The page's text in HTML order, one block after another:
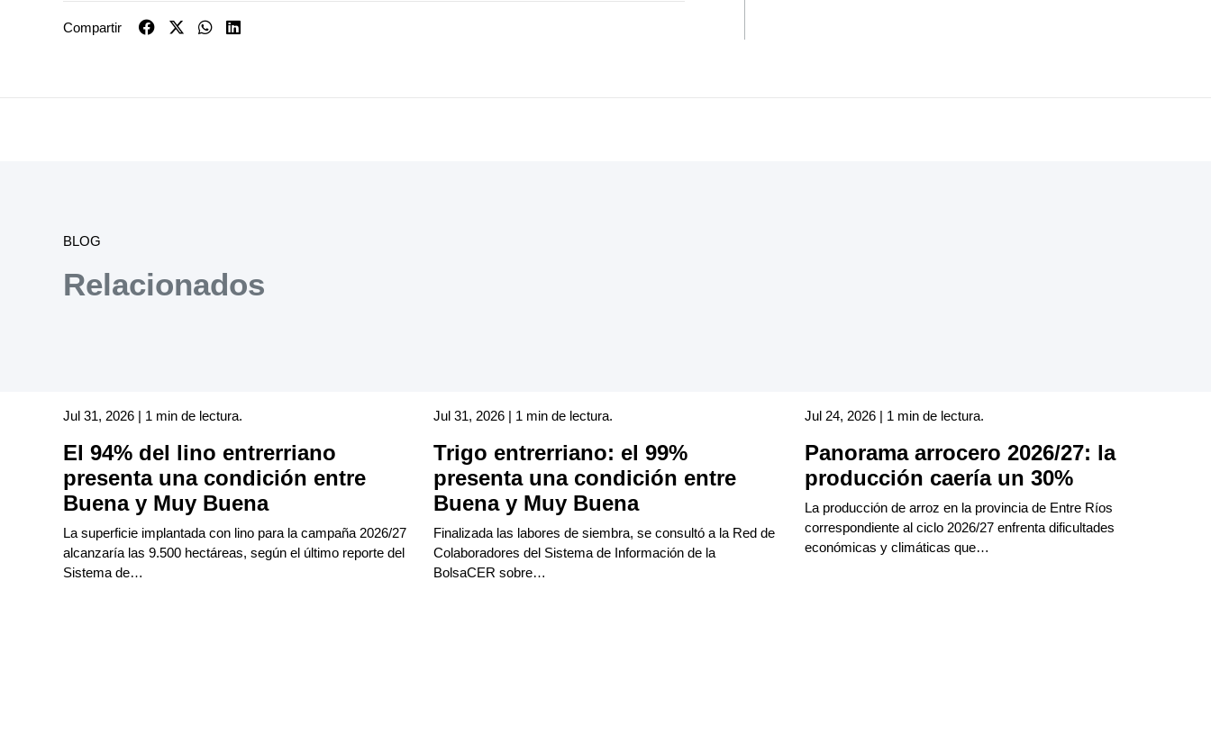
Compartir
BLOG
Relacionados
Jul 31, 2026 | 1 min de lectura.
El 94% del lino entrerriano
presenta una condición entre
Buena y Muy Buena
La superficie implantada con lino para la campaña 2026/27
alcanzaría las 9.500 hectáreas, según el último reporte del
Sistema de…
Jul 31, 2026 | 1 min de lectura.
Trigo entrerriano: el 99%
presenta una condición entre
Buena y Muy Buena
Finalizada las labores de siembra, se consultó a la Red de
Colaboradores del Sistema de Información de la
BolsaCER sobre…
Jul 24, 2026 | 1 min de lectura.
Panorama arrocero 2026/27: la
producción caería un 30%
La producción de arroz en la provincia de Entre Ríos
correspondiente al ciclo 2026/27 enfrenta dificultades
económicas y climáticas que…